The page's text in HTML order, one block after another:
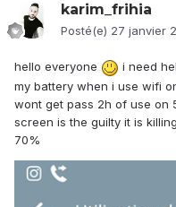
karim_frihia
Posté(e) 27 janvier
hello everyone
i need
my battery when i use wifi
wont get pass 2h of use on
screen is the guilty it is
70%